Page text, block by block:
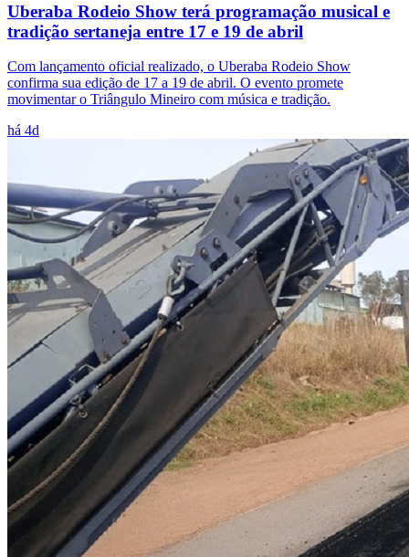
Uberaba Rodeio Show terá programação musical e
tradição sertaneja entre 17 e 19 de abril
Com lançamento oficial realizado, o Uberaba Rodeio Show
confirma sua edição de 17 a 19 de abril. O evento promete
movimentar o Triângulo Mineiro com música e tradição.
há 4d